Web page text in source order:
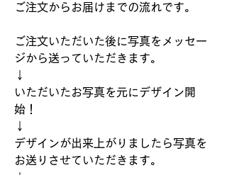
ご注文からお届けまでの流れです。
ご注文いただいた後に写真をメッセー
ジから送っていただきます。
↓
いただいたお写真を元にデザイン開
始！
↓
デザインが出来上がりましたら写真を
お送りさせていただきます。